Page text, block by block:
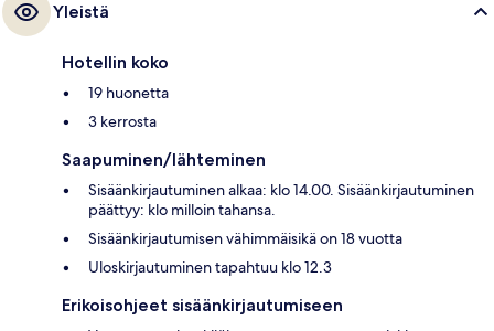
Yleistä
Hotellin koko
19 huonetta
3 kerrosta
Saapuminen/lähteminen
Sisäänkirjautuminen alkaa: klo 14.00. Sisäänkirjautuminen
päättyy: klo milloin tahansa.
Sisäänkirjautumisen vähimmäisikä on 18 vuotta
Uloskirjautuminen tapahtuu klo 12.3
Erikoisohjeet sisäänkirjautumiseen